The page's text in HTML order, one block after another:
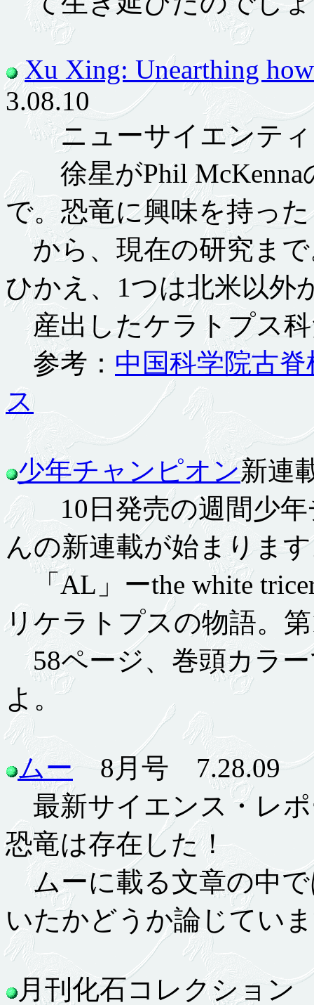
Xu Xing: Unearthing
3.08.10
ニューサイエンティ
徐星がPhil McKenna
で。恐竜に興味を持っ
から、現在の研究まで
ひかえ、1つは北米以外
産出したケラトプス
参考： 中国科学院古
ス
少年チャンピオン新連
10日発売の週間少年
んの新連載が始まりま
「AL」ーthe white
リケラトプスの物語。
58ページ、巻頭カラ
よ。
ムー8月号 7.28.09
最新サイエンス・レ
恐竜は存在した！
ムーに載る文章の中
いたかどうか論じてい
月刊化石コレクション